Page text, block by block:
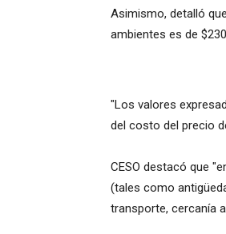
Asimismo, detalló
ambientes es de
"Los valores
del costo del precio
CESO destacó que
(tales como
transporte, cercanía